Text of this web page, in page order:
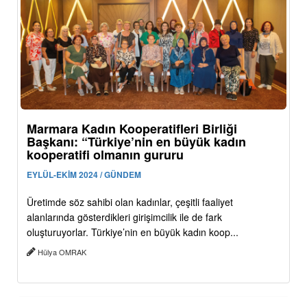
Marmara Kadın Kooperatifleri Birliği
Başkanı: “Türkiye’nin en büyük kadın
kooperatifi olmanın gururu
EYLÜL-EKİM 2024 / GÜNDEM
Üretimde söz sahibi olan kadınlar, çeşitli faaliyet
alanlarında gösterdikleri girişimcilik ile de fark
oluşturuyorlar. Türkiye’nin en büyük kadın koop...
Hülya OMRAK